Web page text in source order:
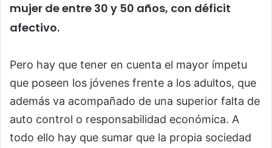
mujer de entre 30 y 50 años, con déficit
afectivo.
Pero hay que tener en cuenta el mayor ímpetu
que poseen los jóvenes frente a los adultos, que
además va acompañado de una superior falta de
auto control o responsabilidad económica. A
todo ello hay que sumar que la propia sociedad